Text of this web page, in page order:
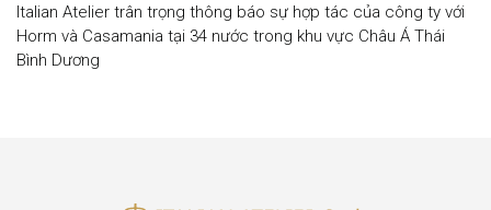
Italian Atelier trân trọng thông báo sự hợp tác của công ty với
Horm và Casamania tại 34 nước trong khu vực Châu Á Thái
Bình Dương